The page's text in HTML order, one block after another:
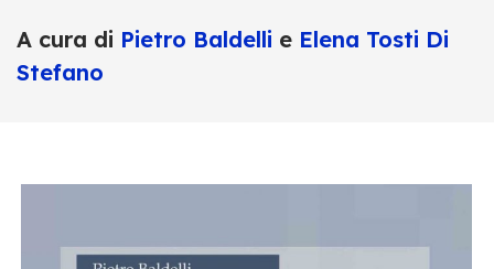
A cura di Pietro Baldelli e Elena Tosti Di
Stefano